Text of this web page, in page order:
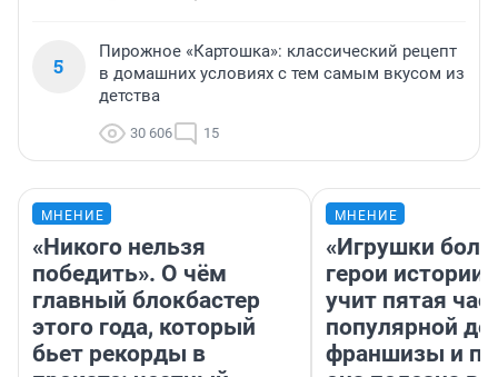
5
Пирожное «Картошка»: классический рецепт
в домашних условиях с тем самым вкусом из
детства
30 606 15
МНЕНИЕ
«Никого нельзя
победить». О чём
главный блокбастер
этого года, который
бьет рекорды в
МНЕНИЕ
«Игрушки
герои
учит пятая
популярной
франшизы и